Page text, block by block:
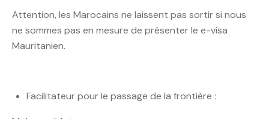
Attention, les Marocains ne laissent pas sortir si nous
ne sommes pas en mesure de présenter le e-visa
Mauritanien.
Facilitateur pour le passage de la frontière :